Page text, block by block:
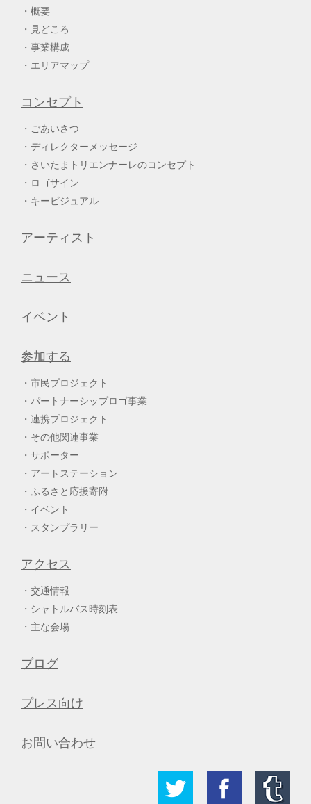
概要
見どころ
事業構成
エリアマップ
コンセプト
ごあいさつ
ディレクターメッセージ
さいたまトリエンナーレのコンセプト
ロゴサイン
キービジュアル
アーティスト
ニュース
イベント
参加する
市民プロジェクト
パートナーシップロゴ事業
連携プロジェクト
その他関連事業
サポーター
アートステーション
ふるさと応援寄附
イベント
スタンプラリー
アクセス
交通情報
シャトルバス時刻表
主な会場
ブログ
プレス向け
お問い合わせ